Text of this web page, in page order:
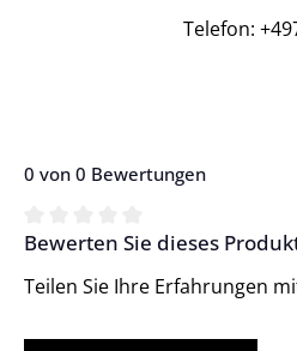
Telefon:
0 von 0 Bewertungen
Durchschnittliche Bewertung
Bewerten Sie dieses
Teilen Sie Ihre Erfahrungen